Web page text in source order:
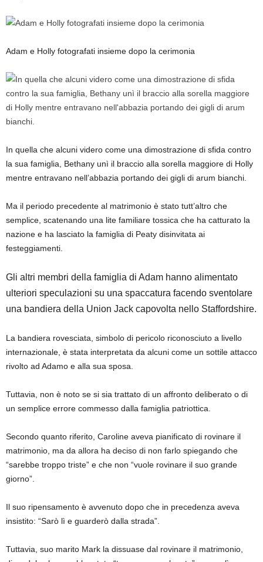
Adam e Holly fotografati insieme dopo la cerimonia
In quella che alcuni videro come una dimostrazione di sfida contro
la sua famiglia, Bethany unì il braccio alla sorella maggiore di Holly
mentre entravano nell’abbazia portando dei gigli di arum bianchi.
Ma il periodo precedente al matrimonio è stato tutt’altro che
semplice, scatenando una lite familiare tossica che ha catturato la
nazione e ha lasciato la famiglia di Peaty disinvitata ai
festeggiamenti.
Gli altri membri della famiglia di Adam hanno alimentato
ulteriori speculazioni su una spaccatura facendo sventolare
una bandiera della Union Jack capovolta nello Staffordshire.
La bandiera rovesciata, simbolo di pericolo riconosciuto a livello
internazionale, è stata interpretata da alcuni come un sottile attacco
rivolto ad Adamo e alla sua sposa.
Tuttavia, non è noto se si sia trattato di un affronto deliberato o di
un semplice errore commesso dalla famiglia patriottica.
Secondo quanto riferito, Caroline aveva pianificato di rovinare il
matrimonio, ma da allora ha deciso di non farlo spiegando che
“sarebbe troppo triste” e che non “vuole rovinare il suo grande
giorno”.
Il suo ripensamento è avvenuto dopo che in precedenza aveva
insistito: “Sarò lì e guarderò dalla strada”.
Tuttavia, suo marito Mark la dissuase dal rovinare il matrimonio,